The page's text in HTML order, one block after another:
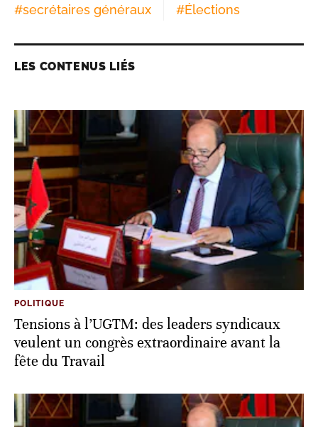
#secrétaires généraux #Élections
LES CONTENUS LIÉS
POLITIQUE
Tensions à l’UGTM: des leaders syndicaux
veulent un congrès extraordinaire avant la
fête du Travail